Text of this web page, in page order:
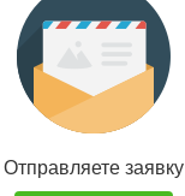
Отправляете заявку